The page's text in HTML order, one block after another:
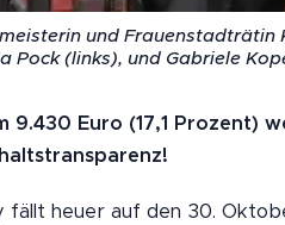
und
Pock (links), und Gabriele
Euro (17,1 Prozent)
heuer auf den 30.